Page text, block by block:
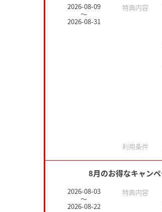
2026-08-09
～
2026-08-31
特典内容
利用条件
8月のお得なキャン
2026-08-03
～
2026-08-22
特典内容